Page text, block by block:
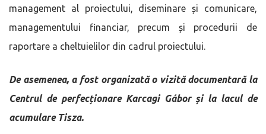
management al proiectului, diseminare și comunicare,
managementului financiar, precum și procedurii de
raportare a cheltuielilor din cadrul proiectului.
De asemenea, a fost organizată o vizită documentară la
Centrul de perfecționare Karcagi Gáborși la lacul de
acumulare Tisza.